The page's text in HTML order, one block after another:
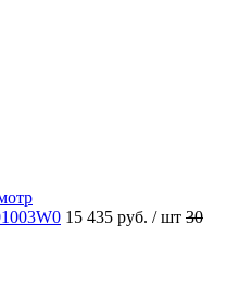
15 435 руб. / шт 30